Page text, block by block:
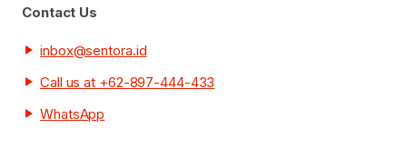
Contact Us
inbox@sentora.id
Call us at +62-897-444-433
WhatsApp